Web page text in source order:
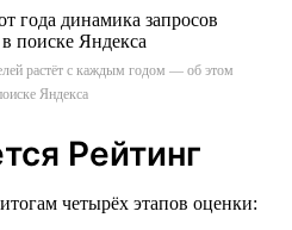
растёт с каждым годом — об этом
Яндекса
Рейтинг
четырёх этапов оценки: